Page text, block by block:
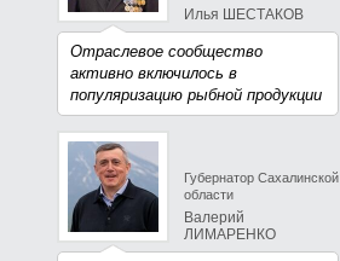
Илья ШЕСТАКОВ
Отраслевое сообщество
активно включилось в
популяризацию рыбной продукции
Губернатор Сахалинской
области
Валерий
ЛИМАРЕНКО